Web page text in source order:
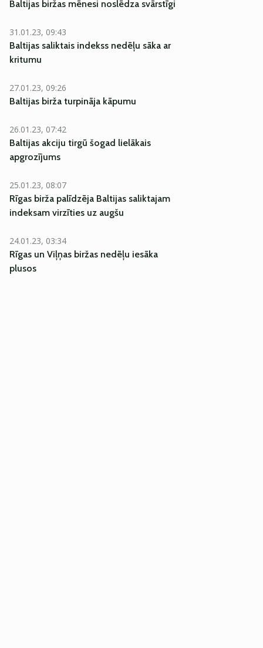
Baltijas biržas mēnesi noslēdza svārstīgi
31.01.23, 09:43
Baltijas saliktais indekss nedēļu sāka ar
kritumu
27.01.23, 09:26
Baltijas birža turpināja kāpumu
26.01.23, 07:42
Baltijas akciju tirgū šogad lielākais
apgrozījums
25.01.23, 08:07
Rīgas birža palīdzēja Baltijas saliktajam
indeksam virzīties uz augšu
24.01.23, 03:34
Rīgas un Viļņas biržas nedēļu iesāka
plusos